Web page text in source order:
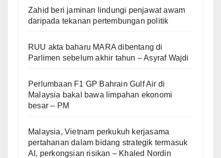
Zahid beri jaminan lindungi penjawat awam
daripada tekanan pertembungan politik
RUU akta baharu MARA dibentang di
Parlimen sebelum akhir tahun – Asyraf Wajdi
Perlumbaan F1 GP Bahrain Gulf Air di
Malaysia bakal bawa limpahan ekonomi
besar – PM
Malaysia, Vietnam perkukuh kerjasama
pertahanan dalam bidang strategik termasuk
AI, perkongsian risikan – Khaled Nordin